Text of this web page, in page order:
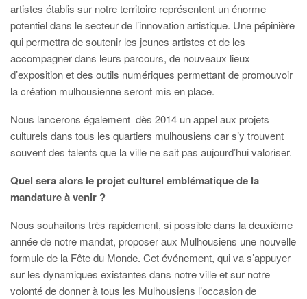
artistes établis sur notre territoire représentent un énorme
potentiel dans le secteur de l’innovation artistique. Une pépinière
qui permettra de soutenir les jeunes artistes et de les
accompagner dans leurs parcours, de nouveaux lieux
d’exposition et des outils numériques permettant de promouvoir
la création mulhousienne seront mis en place.
Nous lancerons également dès 2014 un appel aux projets
culturels dans tous les quartiers mulhousiens car s’y trouvent
souvent des talents que la ville ne sait pas aujourd’hui valoriser.
Quel sera alors le projet culturel emblématique de la
mandature à venir ?
Nous souhaitons très rapidement, si possible dans la deuxième
année de notre mandat, proposer aux Mulhousiens une nouvelle
formule de la Fête du Monde. Cet événement, qui va s’appuyer
sur les dynamiques existantes dans notre ville et sur notre
volonté de donner à tous les Mulhousiens l’occasion de